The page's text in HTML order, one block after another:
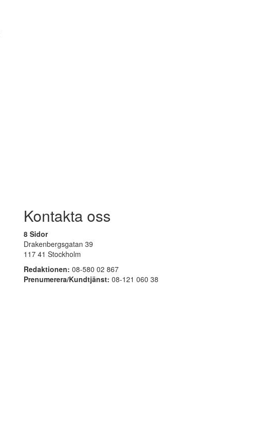
Kontakta oss
8 Sidor
Drakenbergsgatan 39
117 41 Stockholm
Redaktionen: 08-580 02 867
Prenumerera/Kundtjänst: 08-121 060 38